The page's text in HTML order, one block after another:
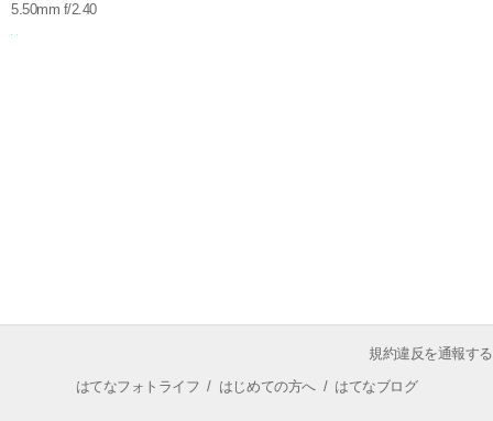
5.50mm f/2.40
規約違反を通報する
はてなフォトライフ / はじめての方へ/ はてなブログ